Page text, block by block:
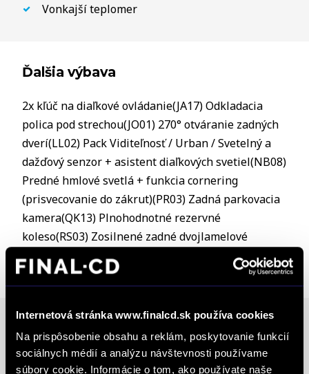
Internetová stránka www.finalcd.sk používa cookies
Na prispôsobenie obsahu a reklám, poskytovanie funkcií
sociálnych médií a analýzu návštevnosti používame
súbory cookie. Informácie o tom, ako používate naše
Vonkajší teplomer
Ďalšia výbava
2x kľúč na diaľkové ovládanie(JA17) Odkladacia
polica pod strechou(JO01) 270° otváranie zadných
dverí(LL02) Pack Viditeľnosť / Urban / Svetelný a
dažďový senzor + asistent diaľkových svetiel(NB08)
Predné hmlové svetlá + funkcia cornering
(prisvecovanie do zákrut)(PR03) Zadná parkovacia
kamera(QK13) Plnohodnotné rezervné
koleso(RS03) Zosilnené zadné dvojlamelové
pruženie(SE08) D: Záruka 5 rokov / 200 000 km
Možný odpočet DPH, Vozidlo je v záruke ,